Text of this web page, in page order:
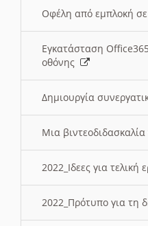
Οφέλη από εμπλοκή
Εγκατάσταση
οθόνης
Δημιουργία
Μια
2022_Ιδεες για τελική
2022_Πρότυπο για τη